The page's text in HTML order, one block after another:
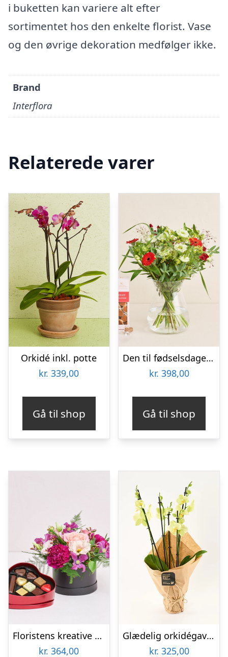
i buketten kan variere alt efter
sortimentet hos den enkelte florist. Vase
og den øvrige dekoration medfølger ikke.
Brand
Interflora
Relaterede varer
Orkidé inkl. potte
kr. 339,00
Gå til shop
Den til fødselsdagen med tillykkekarameller
kr. 398,00
Gå til shop
Floristens kreative valg i æske med chokoladehjerte
kr. 364,00
Glædelig orkidégave – Send blomster med Bloomit
kr. 325,00